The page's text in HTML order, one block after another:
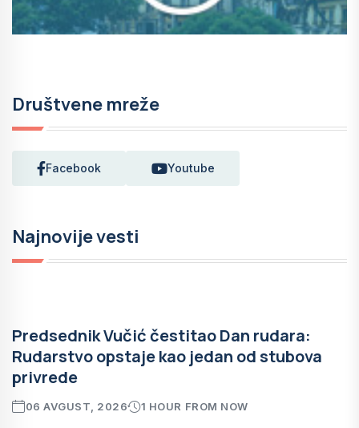
Društvene mreže
Facebook Youtube
Najnovije vesti
Predsednik Vučić čestitao Dan rudara:
Rudarstvo opstaje kao jedan od stubova
privrede
06 AVGUST, 2026 1 HOUR FROM NOW